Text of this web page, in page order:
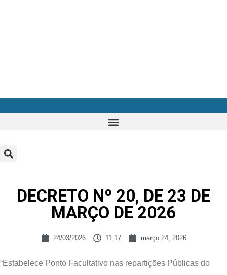
DECRETO Nº 20, DE 23 DE
MARÇO DE 2026
24/03/2026 11:17 março 24, 2026
“Estabelece Ponto Facultativo nas repartições Públicas do